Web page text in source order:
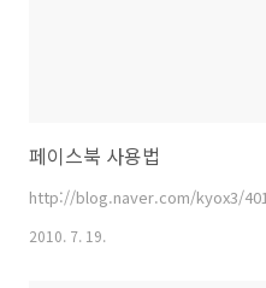
페이스북 사용법
http://blog.naver.com/kyox3/
2010. 7. 19.